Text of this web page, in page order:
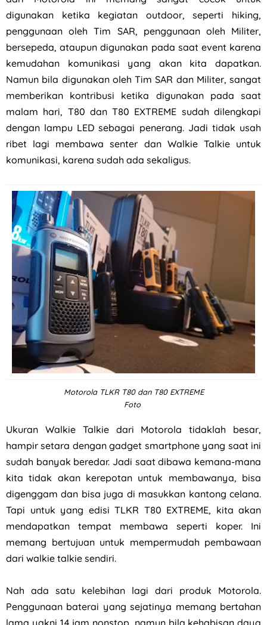
digunakan ketika kegiatan outdoor, seperti hiking,
penggunaan oleh Tim SAR, penggunaan oleh Militer,
bersepeda, ataupun digunakan pada saat event karena
kemudahan komunikasi yang akan kita dapatkan.
Namun bila digunakan oleh Tim SAR dan Militer, sangat
memberikan kontribusi ketika digunakan pada saat
malam hari, T80 dan T80 EXTREME sudah dilengkapi
dengan lampu LED sebagai penerang. Jadi tidak usah
ribet lagi membawa senter dan Walkie Talkie untuk
komunikasi, karena sudah ada sekaligus.
Motorola TLKR T80 dan T80 EXTREME
Foto
Ukuran Walkie Talkie dari Motorola tidaklah besar,
hampir setara dengan gadget smartphone yang saat ini
sudah banyak beredar. Jadi saat dibawa kemana-mana
kita tidak akan kerepotan untuk membawanya, bisa
digenggam dan bisa juga di masukkan kantong celana.
Tapi untuk yang edisi TLKR T80 EXTREME, kita akan
mendapatkan tempat membawa seperti koper. Ini
memang bertujuan untuk mempermudah pembawaan
dari walkie talkie sendiri.
Nah ada satu kelebihan lagi dari produk Motorola.
Penggunaan baterai yang sejatinya memang bertahan
lama yakni 14 jam nonstop, namun bila kehabisan daya